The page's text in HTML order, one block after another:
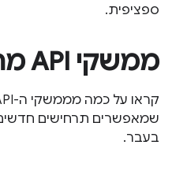
ספציפית.
ממשקי API מתקדמים
שמאפשרים תרחישים חדשים
בעבר.